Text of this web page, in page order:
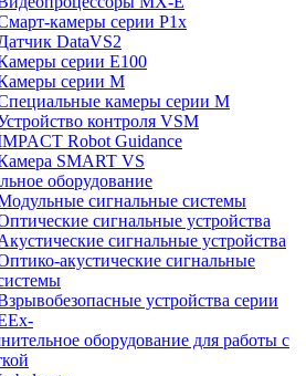
камеры серии P1x
DataVS2
серии E100
серии M
камеры серии M
контроля VSM
Robot Guidance
SMART VS
оборудование
сигнальные системы
сигнальные устройства
сигнальные устройства
акустические сигнальные
устройства серии
оборудование для работы с